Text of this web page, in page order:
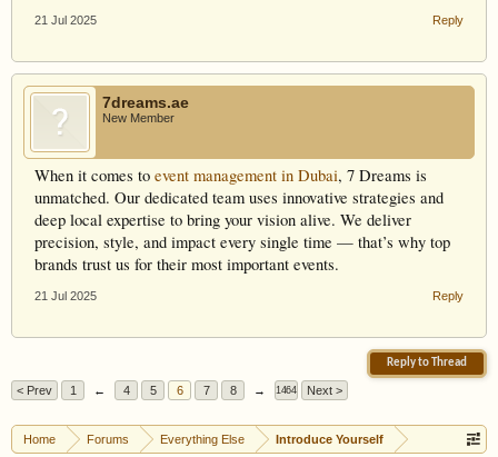
21 Jul 2025 Reply
7dreams.ae
New Member
When it comes to event management in Dubai, 7 Dreams is
unmatched. Our dedicated team uses innovative strategies and
deep local expertise to bring your vision alive. We deliver
precision, style, and impact every single time — that’s why top
brands trust us for their most important events.
21 Jul 2025 Reply
Reply to Thread
< Prev 1 ← 4 5 6 7 8 → 1464 Next >
Home Forums Everything Else Introduce Yourself